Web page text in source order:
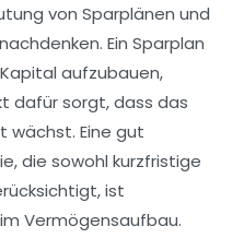
von Sparplänen und
Ein Sparplan
aufzubauen,
dafür sorgt, dass das
wächst. Eine gut
die sowohl kurzfristige
ist
im Vermögensaufbau.